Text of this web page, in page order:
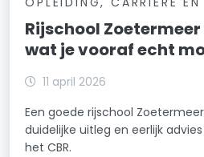
Rijschool
wat je vooraf echt
11 april 2026
Een goede rijschool
duidelijke uitleg en eerlijk
het CBR.